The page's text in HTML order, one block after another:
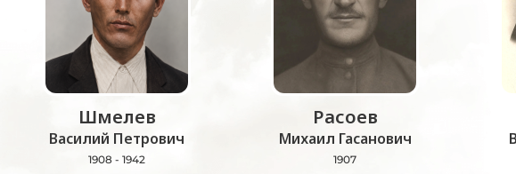
Шмелев
Василий Петрович
1908 - 1942
Расоев
Михаил Гасанович
1907